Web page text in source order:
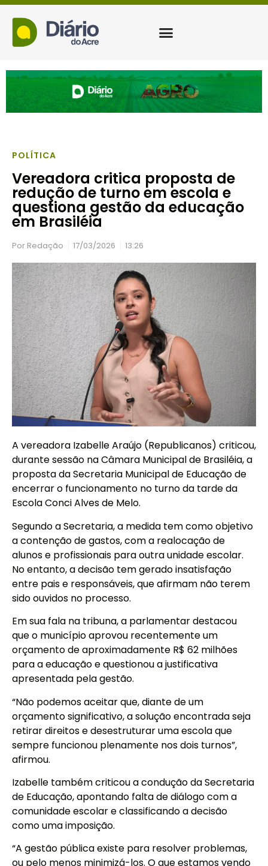
POLÍTICA
Vereadora critica proposta de
redução de turno em escola e
questiona gestão da educação
em Brasiléia
Por Redação 17/03/2026 13:26
A vereadora Izabelle Araújo (Republicanos) criticou,
durante sessão na Câmara Municipal de Brasiléia, a
proposta da Secretaria Municipal de Educação de
encerrar o funcionamento no turno da tarde da
Escola Conci Alves de Melo.
Segundo a Secretaria, a medida tem como objetivo
a contenção de gastos, com a realocação de
alunos e profissionais para outra unidade escolar.
No entanto, a decisão tem gerado insatisfação
entre pais e responsáveis, que afirmam não terem
sido ouvidos no processo.
Em sua fala na tribuna, a parlamentar destacou
que o município aprovou recentemente um
orçamento de aproximadamente R$ 62 milhões
para a educação e questionou a justificativa
apresentada pela gestão.
“Não podemos aceitar que, diante de um
orçamento significativo, a solução encontrada seja
retirar direitos e desestruturar uma escola que
sempre funcionou plenamente nos dois turnos”,
afirmou.
Izabelle também criticou a condução da Secretaria
de Educação, apontando falta de diálogo com a
comunidade escolar e classificando a decisão
como uma imposição.
“A gestão pública existe para resolver problemas,
ou pelo menos minimizá-los. O que estamos vendo